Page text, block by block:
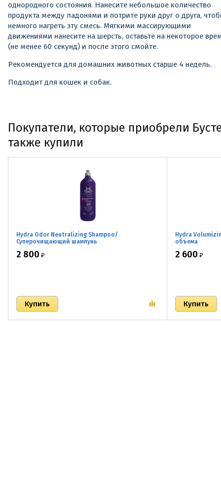
однородного состояния. Нанесите небольшое количество
продукта между ладонями и потрите руки друг о друга,
немного нагреть эту смесь. Мягкими массирующими
движениями нанесите на шерсть, оставьте на некоторое
(не менее 60 секунд) и после этого смойте.
Рекомендуется для домашних животных старше 4 недель.
Подходит для кошек и собак.
Покупатели, которые приобрели
также купили
Hydra Odor Neutralizing Shampoo/
Суперочищающий шампунь
2 800 ₽
Hydra
объема
2 600 ₽